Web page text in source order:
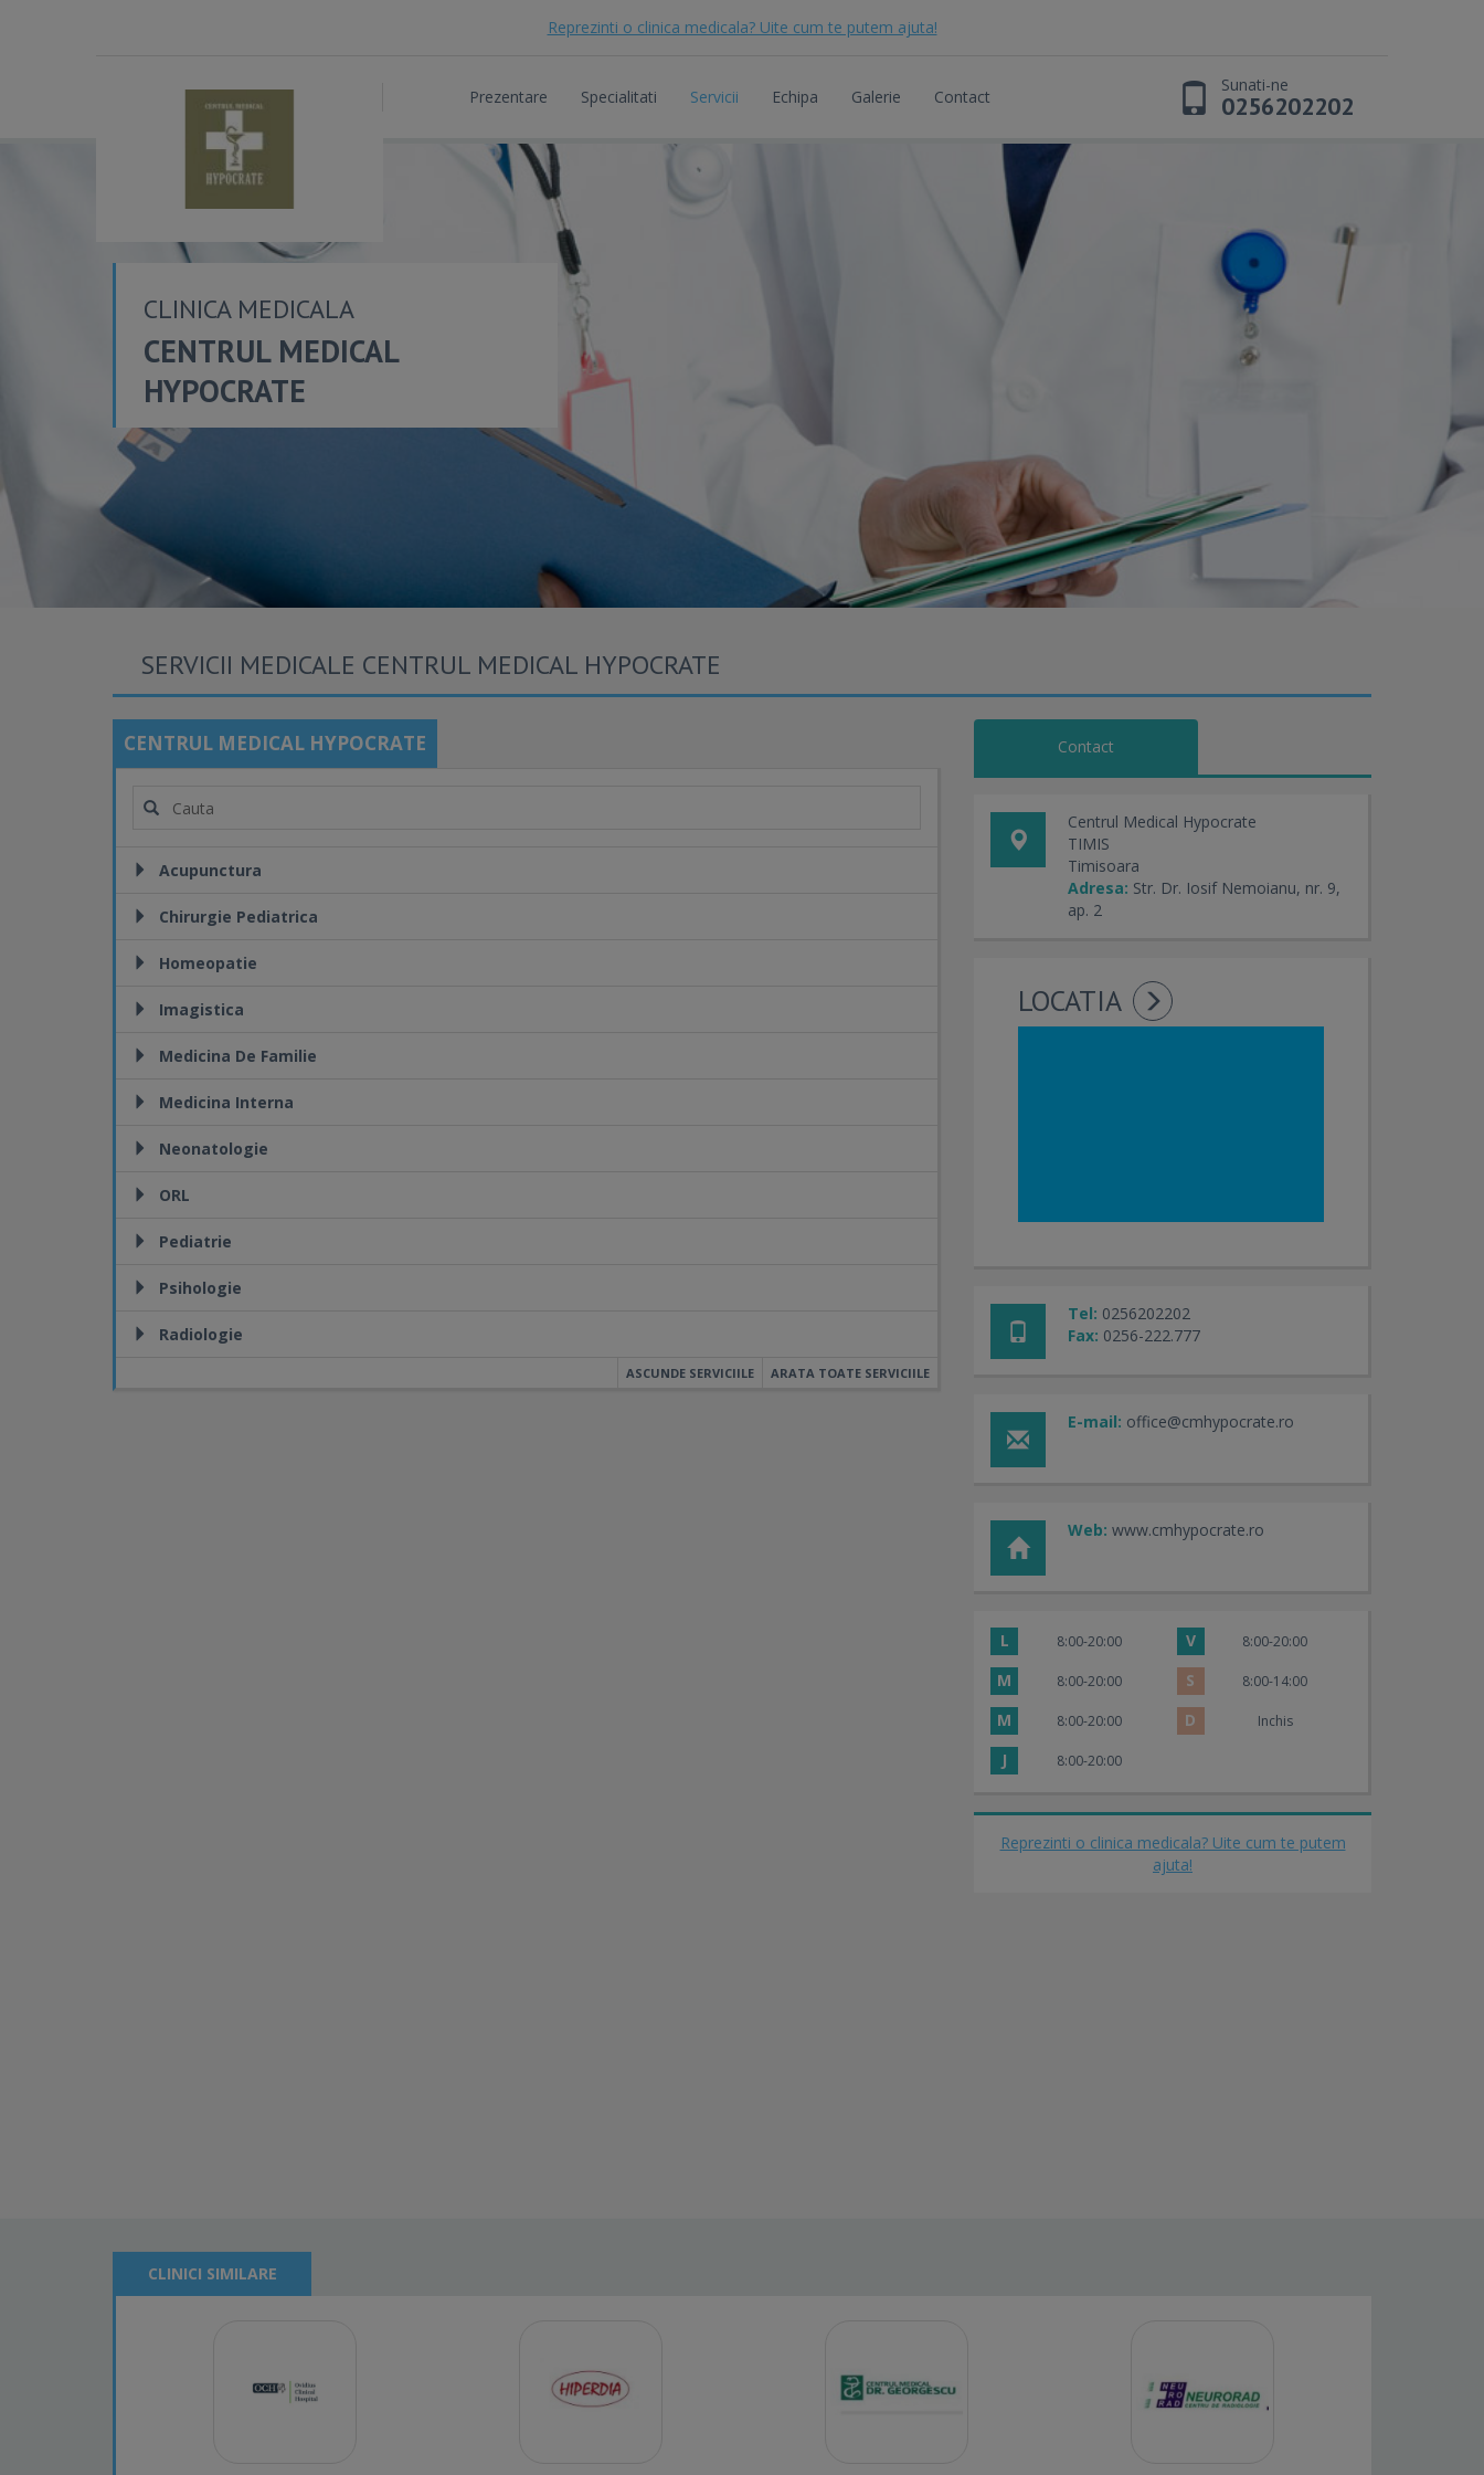
Reprezinti o clinica medicala? Uite cum te putem ajuta!
Prezentare Specialitati Servicii Echipa Galerie Contact
Sunati-ne
0256202202
CLINICA MEDICALA
CENTRUL MEDICAL
HYPOCRATE
SERVICII MEDICALE CENTRUL MEDICAL HYPOCRATE
CENTRUL MEDICAL HYPOCRATE
Acupunctura
Chirurgie Pediatrica
Homeopatie
Imagistica
Medicina De Familie
Medicina Interna
Neonatologie
ORL
Pediatrie
Psihologie
Radiologie
ARATA TOATE SERVICIILE
ASCUNDE SERVICIILE
Contact
Centrul Medical Hypocrate
TIMIS
Timisoara
Adresa: Str. Dr. Iosif Nemoianu, nr. 9,
ap. 2
LOCATIA
Tel: 0256202202
Fax: 0256-222.777
E-mail: office@cmhypocrate.ro
Web: www.cmhypocrate.ro
L 8:00-20:00 V 8:00-20:00
M 8:00-20:00 S 8:00-14:00
M 8:00-20:00 D Inchis
J 8:00-20:00
Reprezinti o clinica medicala? Uite cum te putem
ajuta!
CLINICI SIMILARE